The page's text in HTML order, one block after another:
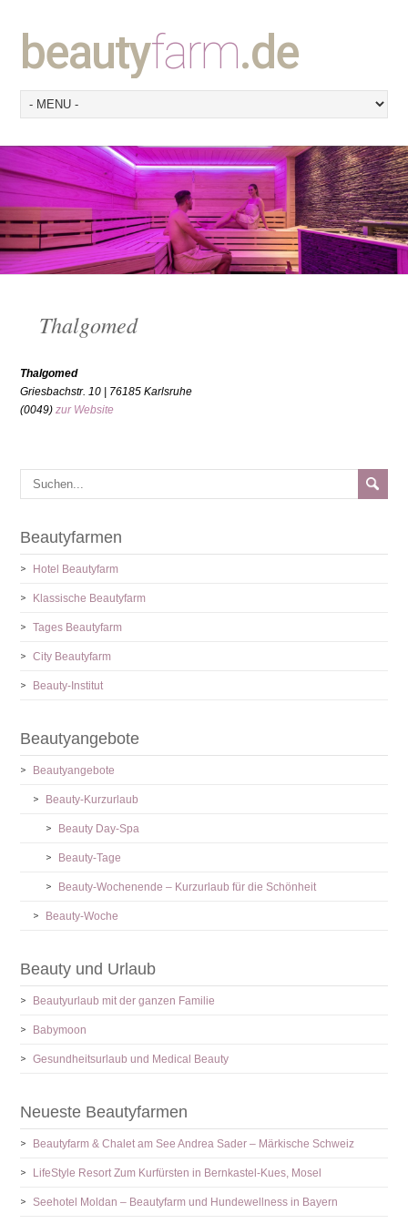
beautyfarm.de
Thalgomed
Thalgomed
Griesbachstr. 10 | 76185 Karlsruhe
(0049)zur Website
Beautyfarmen
Hotel Beautyfarm
Klassische Beautyfarm
Tages Beautyfarm
City Beautyfarm
Beauty-Institut
Beautyangebote
Beautyangebote
Beauty-Kurzurlaub
Beauty Day-Spa
Beauty-Tage
Beauty-Wochenende – Kurzurlaub für die Schönheit
Beauty-Woche
Beauty und Urlaub
Beautyurlaub mit der ganzen Familie
Babymoon
Gesundheitsurlaub und Medical Beauty
Neueste Beautyfarmen
Beautyfarm & Chalet am See Andrea Sader – Märkische Schweiz
LifeStyle Resort Zum Kurfürsten in Bernkastel-Kues, Mosel
Seehotel Moldan – Beautyfarm und Hundewellness in Bayern